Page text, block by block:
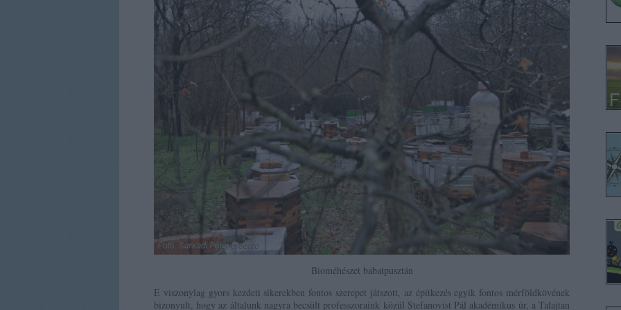
Bioméhészet babatpusztán
E viszonylag gyors kezdeti sikerekben fontos szerepet játszott, az építkezés egyik fontos mérföldkövének
bizonyult, hogy az általunk nagyra becsült professzoraink közül Stefanovist Pál akadémikus úr, a Talajtan